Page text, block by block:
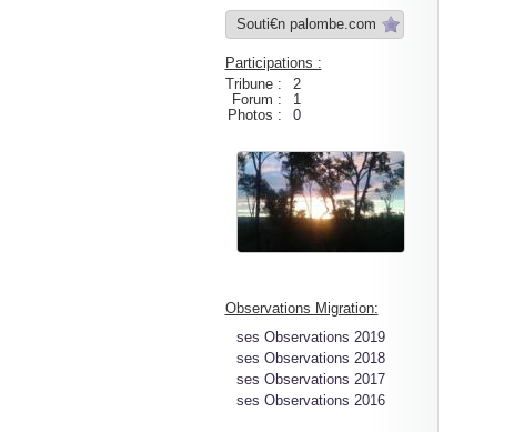
Souti€n palombe.com
Participations :
Tribune :
2
Forum :
1
Photos :
0
Observations Migration:
ses Observations 2019
ses Observations 2018
ses Observations 2017
ses Observations 2016